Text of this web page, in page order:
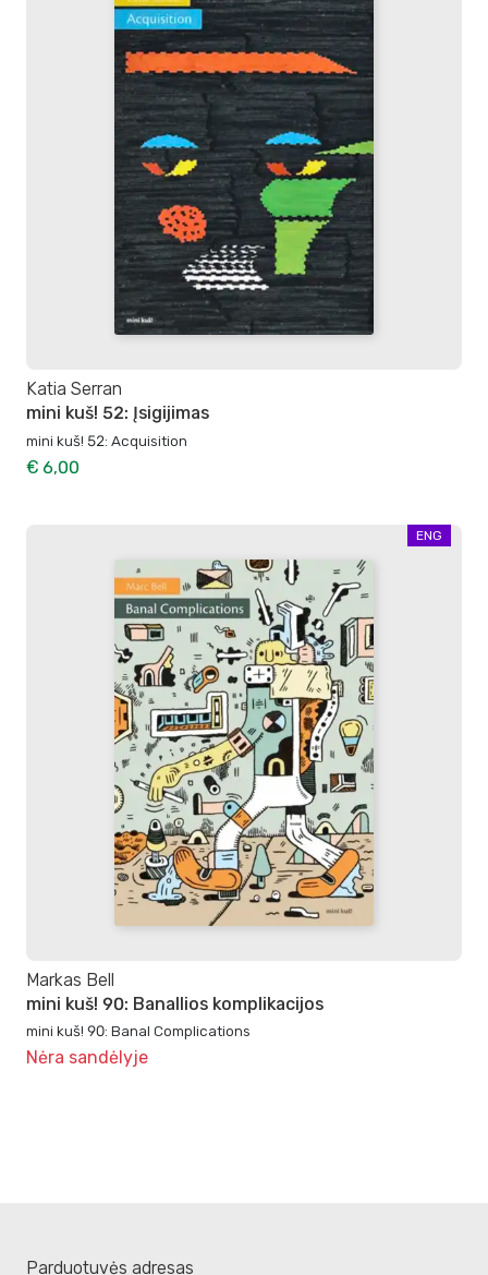
Katia Serran
mini kuš! 52: Įsigijimas
mini kuš! 52: Acquisition
€ 6,00
ENG
Markas Bell
mini kuš! 90: Banallios komplikacijos
mini kuš! 90: Banal Complications
Nėra sandėlyje
Parduotuvės adresas